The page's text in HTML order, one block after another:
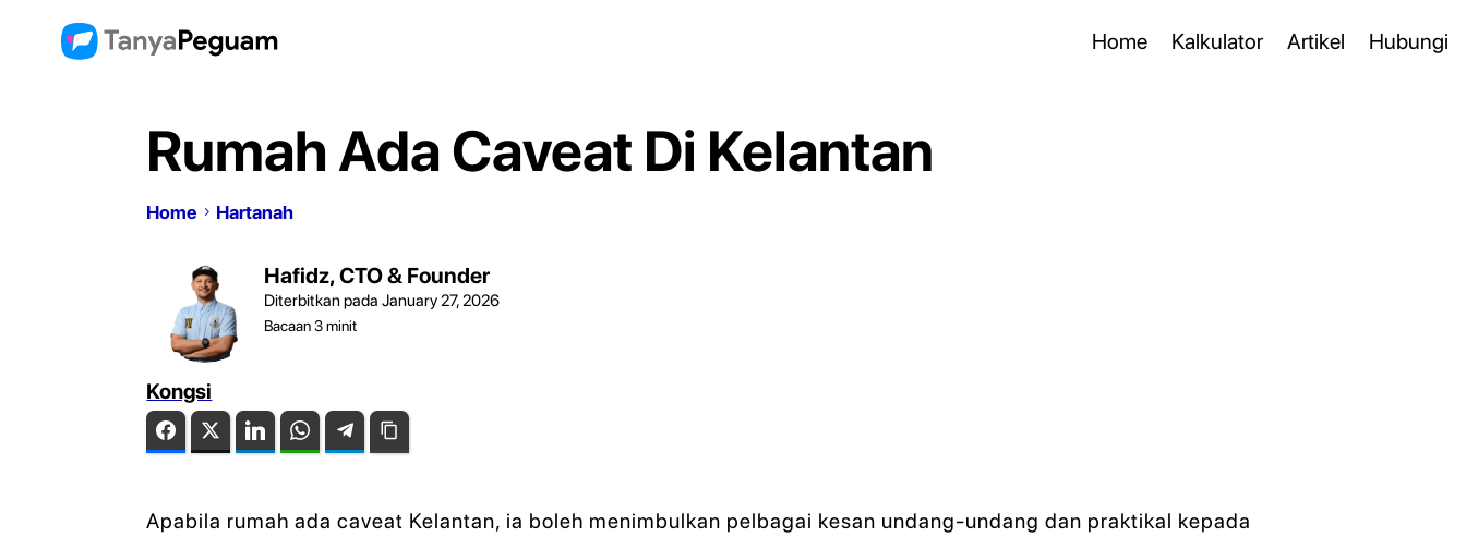
Home Kalkulator Artikel Hubungi
Rumah Ada Caveat Di Kelantan
Home Hartanah
Hafidz, CTO & Founder
Diterbitkan pada January 27, 2026
Bacaan3minit
Kongsi
FacebookTwitter LinkedIn WhatsAppTelegram
Apabila rumah ada caveat Kelantan, ia boleh menimbulkan pelbagai kesan undang-undang dan praktikal kepada